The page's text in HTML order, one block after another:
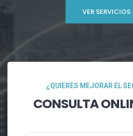
VER SERVICIOS
¿QUIERES MEJORAR EL
CONSULTA